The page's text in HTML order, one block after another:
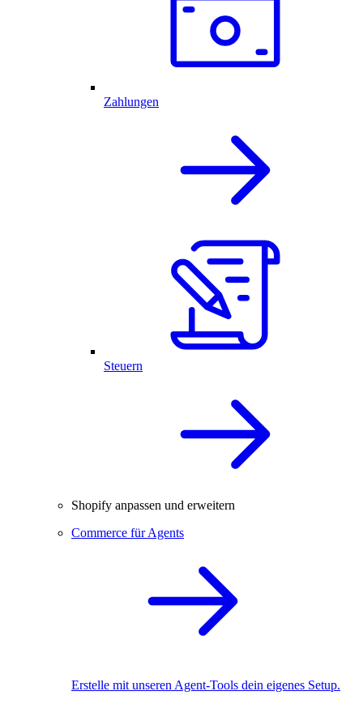
Zahlungen
Steuern
Shopify anpassen und erweitern
Commerce für Agents
Erstelle mit unseren Agent-Tools dein eigenes Setup.